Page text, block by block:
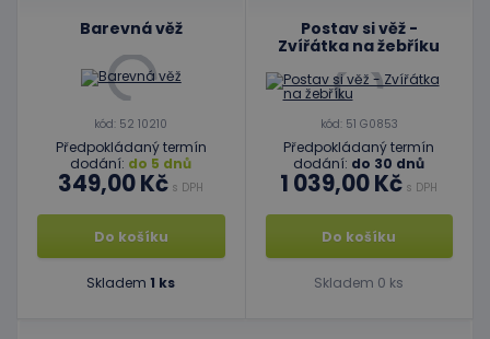
Barevná věž
kód: 52 10210
Předpokládaný termín
dodání: do 5 dnů
349,00 Kč s DPH
Do košíku
Skladem 1 ks
Postav si věž -
Zvířátka na žebříku
kód: 51 G0853
Předpokládaný termín
dodání: do 30 dnů
1 039,00 Kč s DPH
Do košíku
Skladem 0 ks